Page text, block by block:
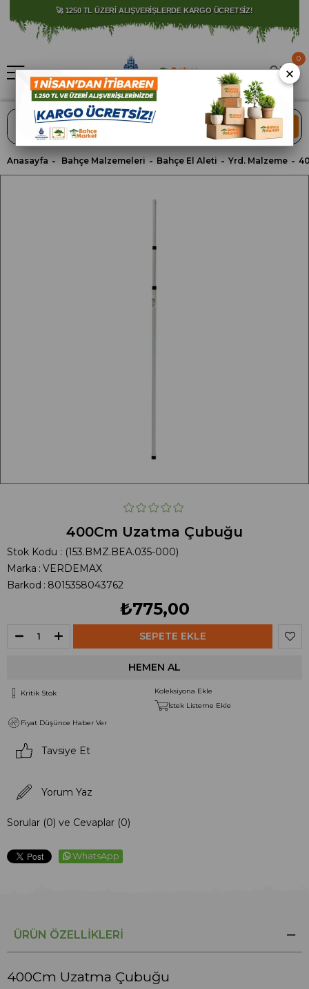
🚀 1250 TL ÜZERİ ALIŞVERİŞLERDE KARGO ÜCRETSİZ!
⚠️ SATIŞLARIMIZ YALNIZCA İSTANBUL İLİ İLE SINIRLIDIR.
ARA
0
Anasayfa Bahçe Malzemeleri Bahçe El Aleti Yrd. Malzeme
400Cm Uzatma Çubuğu
Stok Kodu
(153.BMZ.BEA.035-000)
Marka : VERDEMAX
Barkod : 8015358043762
₺775,00
Kritik Stok
Koleksiyona Ekle
İstek Listeme Ekle
Fiyat Düşünce Haber Ver
Tavsiye Et
Yorum Yaz
Sorular (0) ve Cevaplar (0)
WhatsApp
ÜRÜN ÖZELLIKLERI
400Cm Uzatma Çubuğu
×